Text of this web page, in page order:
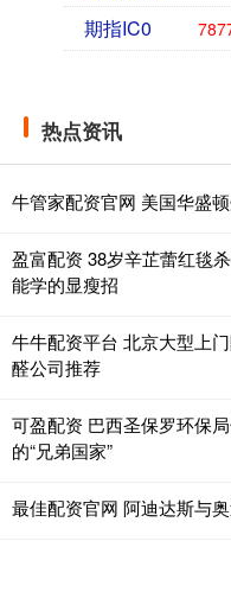
期指IC0
热点资讯
牛管家配资官网 美国华盛
盈富配资 38岁辛芷蕾红毯
能学的显瘦招
牛牛配资平台 北京大型上
醛公司推荐
可盈配资 巴西圣保罗环保
的“兄弟国家”
最佳配资官网 阿迪达斯与